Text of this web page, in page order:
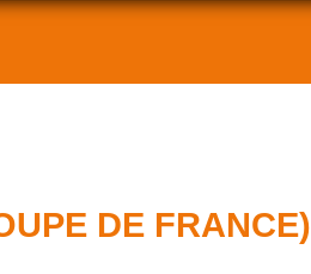
DE FRANCE)